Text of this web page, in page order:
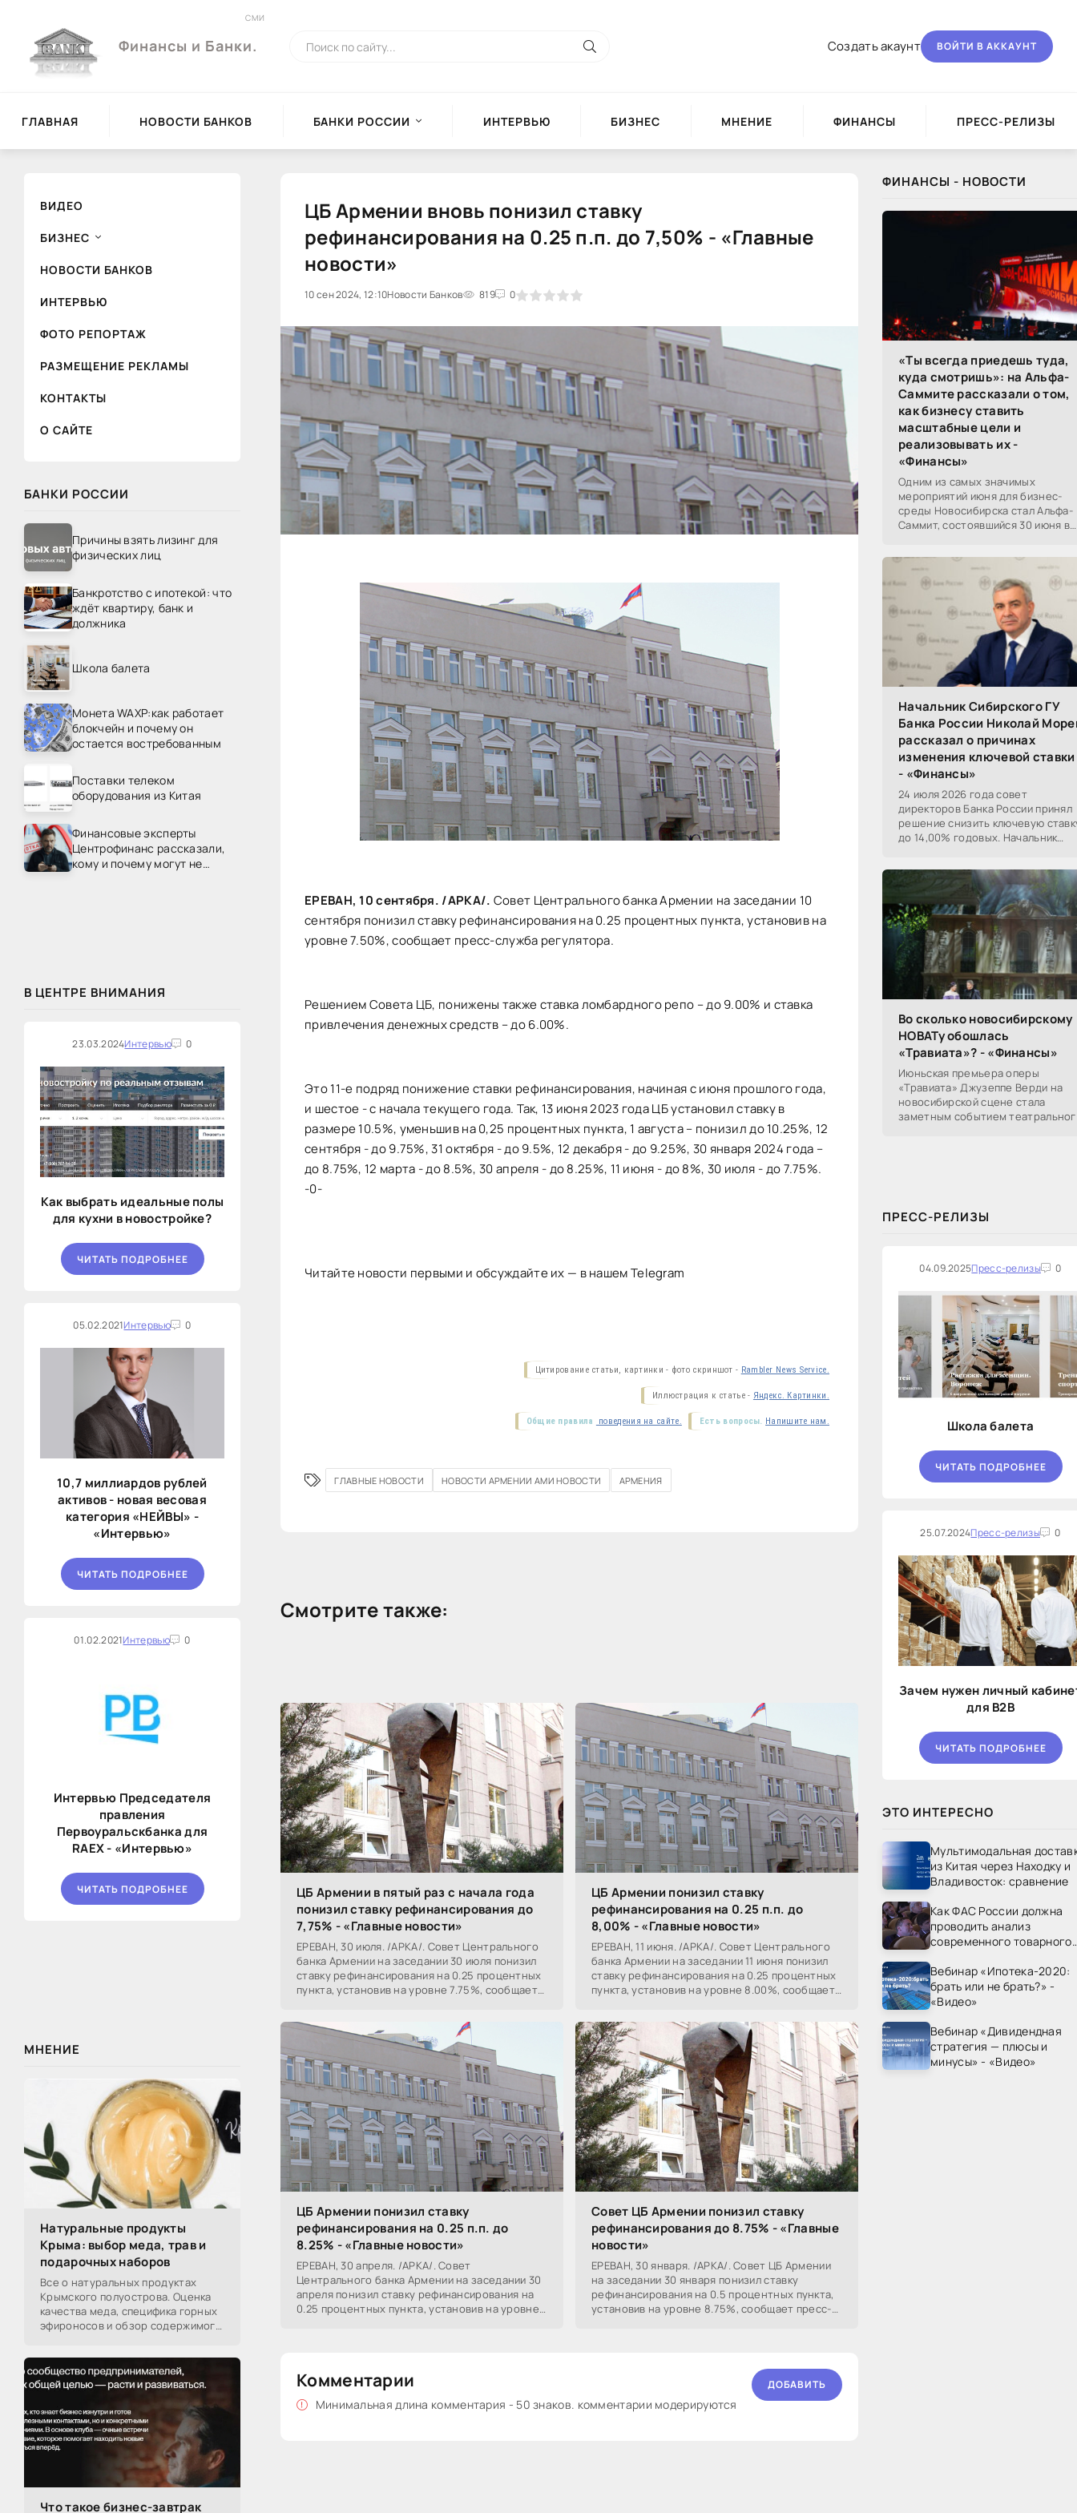
Финансы и Банки.
СМИ
Создать акаунт ВОЙТИ В АККАУНТ
ГЛАВНАЯ НОВОСТИ БАНКОВ БАНКИ РОССИИ ИНТЕРВЬЮ БИЗНЕС МНЕНИЕ ФИНАНСЫ ПРЕСС-РЕЛИЗЫ
ВИДЕО
БИЗНЕС
НОВОСТИ БАНКОВ
ИНТЕРВЬЮ
ФОТО РЕПОРТАЖ
РАЗМЕЩЕНИЕ РЕКЛАМЫ
КОНТАКТЫ
О САЙТЕ
БАНКИ РОССИИ
Причины взять лизинг для
физических лиц
Банкротство с ипотекой: что
ждёт квартиру, банк и
должника
Школа балета
Монета WAXP:как работает
блокчейн и почему он
остается востребованным
Поставки телеком
оборудования из Китая
Финансовые эксперты
Центрофинанс рассказали,
кому и почему могут не
В ЦЕНТРЕ ВНИМАНИЯ
23.03.2024Интервью 0
Как выбрать идеальные полы
для кухни в новостройке?
ЧИТАТЬ ПОДРОБНЕЕ
05.02.2021Интервью 0
10,7 миллиардов рублей
активов - новая весовая
категория «НЕЙВЫ» -
«Интервью»
ЧИТАТЬ ПОДРОБНЕЕ
01.02.2021Интервью 0
Интервью Председателя
правления
Первоуральскбанка для
RAEX - «Интервью»
ЧИТАТЬ ПОДРОБНЕЕ
МНЕНИЕ
Натуральные продукты
Крыма: выбор меда, трав и
подарочных наборов
Все о натуральных продуктах
Крымского полуострова. Оценка
качества меда, специфика горных
эфироносов и обзор содержимого
производителей.
Что такое бизнес-завтрак
ЦБ Армении вновь понизил ставку
рефинансирования на 0.25 п.п. до 7,50% - «Главные
новости»
10 сен 2024, 12:10Новости Банков 819 0
0 1 2 3 4 5
ЕРЕВАН, 10 сентября. /АРКА/. Совет Центрального банка Армении на заседании 10
сентября понизил ставку рефинансирования на 0.25 процентных пункта, установив на
уровне 7.50%, сообщает пресс-служба регулятора.
Решением Совета ЦБ, понижены также ставка ломбардного репо – до 9.00% и ставка
привлечения денежных средств – до 6.00%.
Это 11-е подряд понижение ставки рефинансирования, начиная с июня прошлого года,
и шестое - с начала текущего года. Так, 13 июня 2023 года ЦБ установил ставку в
размере 10.5%, уменьшив на 0,25 процентных пункта, 1 августа – понизил до 10.25%, 12
сентября - до 9.75%, 31 октября - до 9.5%, 12 декабря - до 9.25%, 30 января 2024 года –
до 8.75%, 12 марта - до 8.5%, 30 апреля - до 8.25%, 11 июня - до 8%, 30 июля - до 7.75%.
-0-
Читайте новости первыми и обсуждайте их — в нашем Telegram
Цитирование статьи, картинки - фото скриншот - Rambler News Service.
Иллюстрация к статье - Яндекс. Картинки.
Есть вопросы. Напишите нам.
Общие правила поведения на сайте.
ГЛАВНЫЕ НОВОСТИ НОВОСТИ АРМЕНИИ АМИ НОВОСТИ АРМЕНИЯ
Смотрите также:
ЦБ Армении в пятый раз с начала года
понизил ставку рефинансирования до
7,75% - «Главные новости»
ЕРЕВАН, 30 июля. /АРКА/. Совет Центрального
банка Армении на заседании 30 июля понизил
ставку рефинансирования на 0.25 процентных
пункта, установив на уровне 7.75%, сообщает
ЦБ Армении понизил ставку
рефинансирования на 0.25 п.п. до
8,00% - «Главные новости»
ЕРЕВАН, 11 июня. /АРКА/. Совет Центрального
банка Армении на заседании 11 июня понизил
ставку рефинансирования на 0.25 процентных
пункта, установив на уровне 8.00%, сообщает
ЦБ Армении понизил ставку
рефинансирования на 0.25 п.п. до
8.25% - «Главные новости»
ЕРЕВАН, 30 апреля. /АРКА/. Совет
Центрального банка Армении на заседании 30
апреля понизил ставку рефинансирования на
0.25 процентных пункта, установив на уровне
Совет ЦБ Армении понизил ставку
рефинансирования до 8.75% - «Главные
новости»
ЕРЕВАН, 30 января. /АРКА/. Совет ЦБ Армении
на заседании 30 января понизил ставку
рефинансирования на 0.5 процентных пункта,
установив на уровне 8.75%, сообщает пресс-
Комментарии
Минимальная длина комментария - 50 знаков. комментарии модерируются
ДОБАВИТЬ
ФИНАНСЫ - НОВОСТИ
«Ты всегда приедешь туда,
куда смотришь»: на Альфа-
Саммите рассказали о том,
как бизнесу ставить
масштабные цели и
реализовывать их -
«Финансы»
Одним из самых значимых
мероприятий июня для бизнес-
среды Новосибирска стал Альфа-
Саммит, состоявшийся 30 июня в
«Победа». Его участниками
выступили эксперты,
Начальник Сибирского ГУ
Банка России Николай
рассказал о причинах
изменения ключевой ставки
- «Финансы»
24 июля 2026 года совет
директоров Банка России принял
решение снизить ключевую
до 14,00% годовых. Начальник
Николай Морев
прокомментировал...
Во сколько новосибирскому
НОВАТу обошлась
«Травиата»? - «Финансы»
Июньская премьера оперы
«Травиата» Джузеппе Верди на
новосибирской сцене стала
заметным событием
ПРЕСС-РЕЛИЗЫ
04.09.2025Пресс-релизы 0
Школа балета
ЧИТАТЬ ПОДРОБНЕЕ
25.07.2024Пресс-релизы 0
Зачем нужен личный
для B2B
ЧИТАТЬ ПОДРОБНЕЕ
ЭТО ИНТЕРЕСНО
Мультимодальная
из Китая через Находку и
Владивосток: сравнение
Как ФАС России должна
проводить анализ
современного товарного
России»
Вебинар «Ипотека-2020:
брать или не брать?» -
«Видео»
Вебинар «Дивидендная
стратегия — плюсы и
минусы» - «Видео»